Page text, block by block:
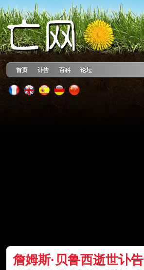
首页 讣告 百科 论坛
詹姆斯·贝鲁西逝世讣告